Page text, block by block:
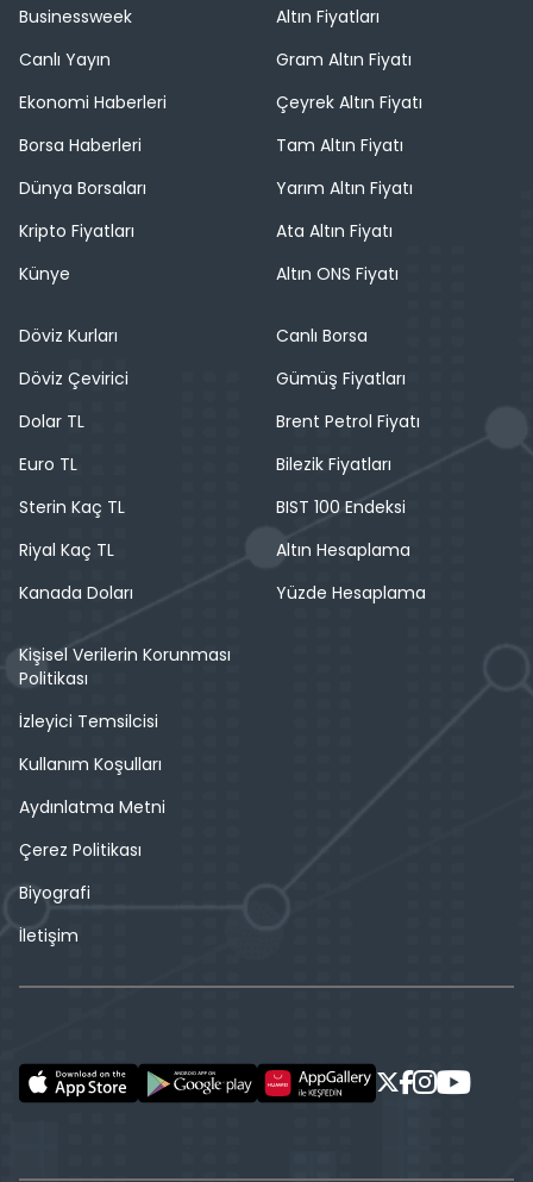
Businessweek
Canlı Yayın
Ekonomi Haberleri
Borsa Haberleri
Dünya Borsaları
Kripto Fiyatları
Künye
Altın Fiyatları
Gram Altın Fiyatı
Çeyrek Altın Fiyatı
Tam Altın Fiyatı
Yarım Altın Fiyatı
Ata Altın Fiyatı
Altın ONS Fiyatı
Döviz Kurları
Döviz Çevirici
Dolar TL
Euro TL
Sterin Kaç TL
Riyal Kaç TL
Kanada Doları
Canlı Borsa
Gümüş Fiyatları
Brent Petrol Fiyatı
Bilezik Fiyatları
BIST 100 Endeksi
Altın Hesaplama
Yüzde Hesaplama
Kişisel Verilerin Korunması
Politikası
İzleyici Temsilcisi
Kullanım Koşulları
Aydınlatma Metni
Çerez Politikası
Biyografi
İletişim